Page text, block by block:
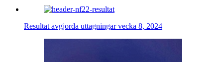
Resultat avgjorda uttagningar vecka 8, 2024